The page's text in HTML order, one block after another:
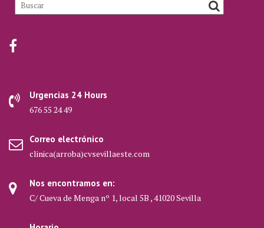
Urgencias 24 Hours
676 55 24 49
Correo electrónico
clinica(arroba)cvsevillaeste.com
Nos encontramos en:
C/ Cueva de Menga nº 1, local 5B , 41020 Sevilla